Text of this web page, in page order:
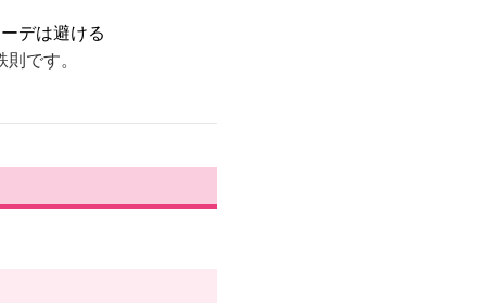
デは避ける
です。